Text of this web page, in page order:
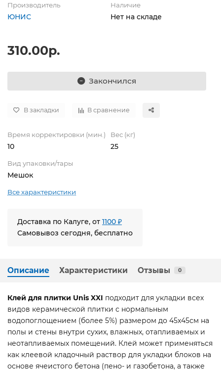
Производитель
ЮНИС
Наличие
Нет на складе
310.00р.
Закончился
В закладки В сравнение
Время корректировки (мин.)
10
Вес (кг)
25
Вид упаковки/тары
Мешок
Все характеристики
Доставка по Калуге, от 1100 ₽
Самовывоз сегодня, бесплатно
Описание Характеристики Отзывы 0
Клей для плитки Unis XXI подходит для укладки всех
видов керамической плитки с нормальным
водопоглощением (более 5%) размером до 45х45см на
полы и стены внутри сухих, влажных, отапливаемых и
неотапливаемых помещений. Клей может применяться
как клеевой кладочный раствор для укладки блоков на
основе ячеистого бетона (пено- и газобетона, а также